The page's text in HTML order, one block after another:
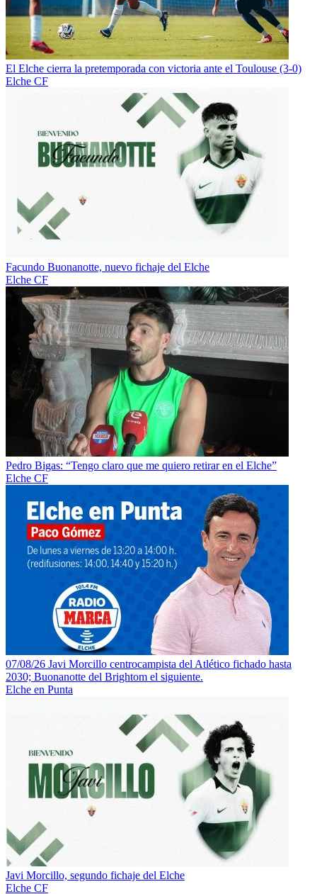
El Elche cierra la pretemporada con victoria ante el Toulouse (3-0)
Elche CF
Facundo Buonanotte, nuevo fichaje del Elche
Elche CF
Pedro Bigas: “Tengo claro que me quiero retirar en el Elche”
Elche CF
07/08/26 Javi Morcillo centrocampista del Atlético fichado hasta
2030; Buonanotte del Brightom el siguiente.
Elche en Punta
Javi Morcillo, segundo fichaje del Elche
Elche CF